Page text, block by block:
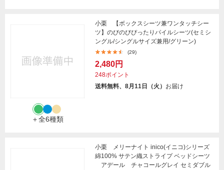
＋全6種類
小栗 【ボックスシーツ兼ワンタッチシー
ツ】のびのびぴったりパイルシーツ(セミシ
ングル/シングルサイズ兼用/グリーン)
(29)
2,480円
248ポイント
送料無料、8月11日（火） お届け
小栗 メリーナイト inico(イニコ)シリーズ
綿100% サテン織ストライプ ベッドシーツ
アデール チャコールグレイ セミダブル